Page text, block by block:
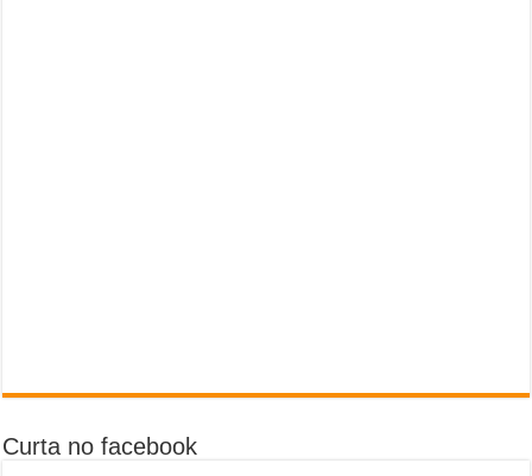
Curta no facebook